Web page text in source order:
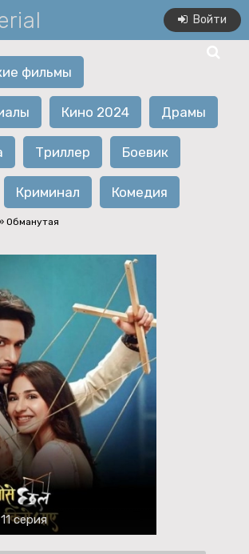
Войти
фильмы
Кино 2024 Драмы
Триллер Боевик
Криминал Комедия
Обманутая
серия